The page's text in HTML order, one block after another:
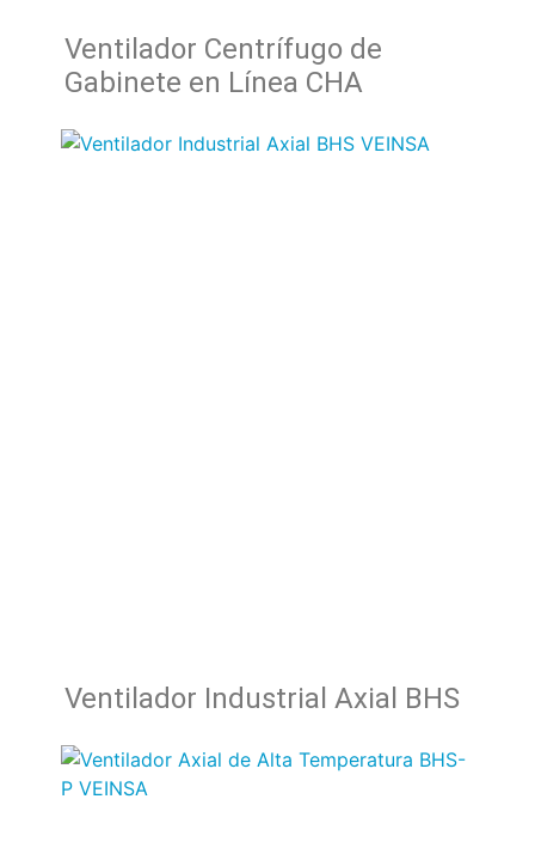
Ventilador Centrífugo de
Gabinete en Línea CHA
Ventilador Industrial Axial BHS